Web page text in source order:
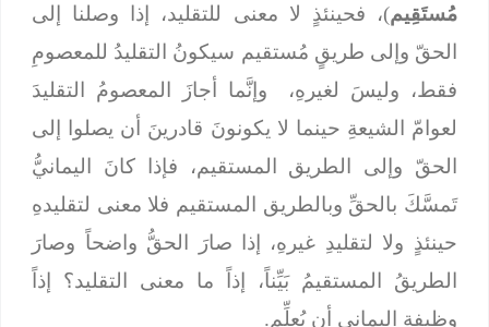
مُستَقِيم)، فحينئذٍ لا معنى للتقليد، إذا وصلنا إلى
الحقّ وإلى طريقٍ مُستقيم سيكونُ التقليدُ للمعصومِ
فقط، وليسَ لغيرهِ، وإنَّما أجازَ المعصومُ التقليدَ
لعوامّ الشيعةِ حينما لا يكونونَ قادرينَ أن يصلوا إلى
الحقّ وإلى الطريق المستقيم، فإذا كانَ اليمانيُّ
تَمسَّكَ بالحقِّ وبالطريق المستقيم فلا معنى لتقليدهِ
حينئذٍ ولا لتقليدِ غيرهِ، إذا صارَ الحقُّ واضحاً وصارَ
الطريقُ المستقيمُ بَيِّناً، إذاً ما معنى التقليد؟ إذاً
وظيفة اليماني أن يُعلِّم.